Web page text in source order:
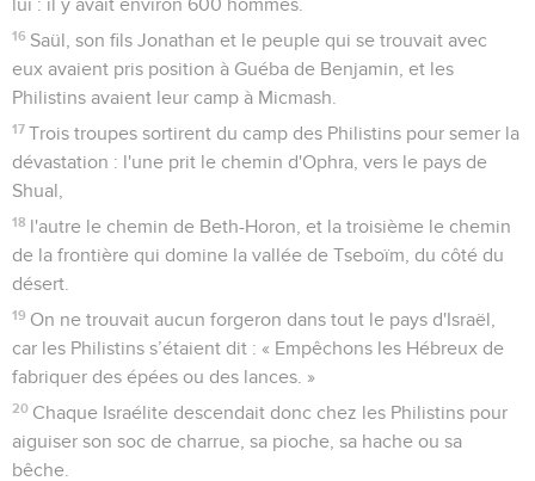
lui : il y avait environ 600 hommes.
16 Saül, son fils Jonathan et le peuple qui se trouvait avec
eux avaient pris position à Guéba de Benjamin, et les
Philistins avaient leur camp à Micmash.
17 Trois troupes sortirent du camp des Philistins pour semer la
dévastation : l'une prit le chemin d'Ophra, vers le pays de
Shual,
18 l'autre le chemin de Beth-Horon, et la troisième le chemin
de la frontière qui domine la vallée de Tseboïm, du côté du
désert.
19 On ne trouvait aucun forgeron dans tout le pays d'Israël,
car les Philistins s’étaient dit : « Empêchons les Hébreux de
fabriquer des épées ou des lances. »
20 Chaque Israélite descendait donc chez les Philistins pour
aiguiser son soc de charrue, sa pioche, sa hache ou sa
bêche.